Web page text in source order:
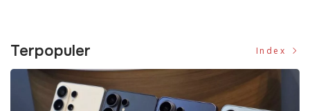
Terpopuler Index